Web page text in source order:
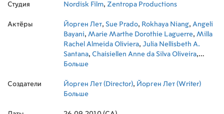
Студия Nordisk Film, Zentropa Productions
Актёры Йорген Лет, Sue Prado, Rokhaya Niang, Angeli
Bayani, Marie Marthe Dorothie Laguerre, Milla
Rachel Almeida Oliviera, Julia Nellisbeth A.
Santana, Chaisiellen Anne da Silva Oliveira,
Paula Jubé
Helena Cerello,Tatiana Santos, Lívia Ramos
Soares,Schilaine Cayo
Больше
Создатели Йорген Лет (Director), Йорген Лет (Writer)
Больше